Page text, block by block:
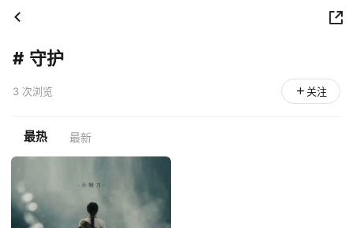
# 守护
3 次浏览 关注
最热 最新